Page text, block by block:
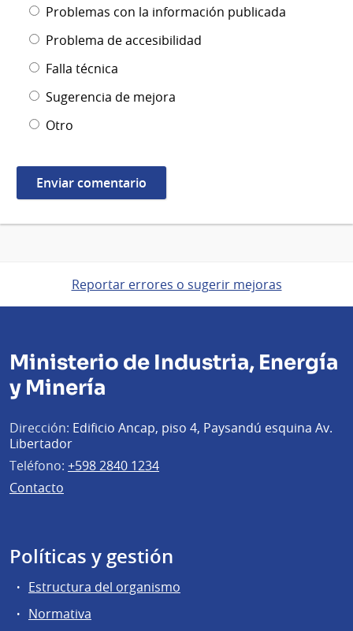
Problemas con la información publicada
Problema de accesibilidad
Falla técnica
Sugerencia de mejora
Otro
Reportar errores o sugerir mejoras
Ministerio de Industria, Energía
y Minería
Dirección: Edificio Ancap, piso 4, Paysandú esquina Av.
Libertador
Teléfono: +598 2840 1234
Contacto
Políticas y gestión
Estructura del organismo
Normativa